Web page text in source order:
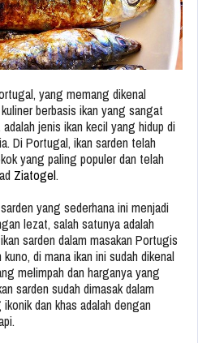
yang memang dikenal
berbasis ikan yang sangat
jenis ikan kecil yang hidup di
Di Portugal, ikan sarden telah
yang paling populer dan telah
Ziatogel.
yang sederhana ini menjadi
lezat, salah satunya adalah
sarden dalam masakan Portugis
di mana ikan ini sudah dikenal
melimpah dan harganya yang
sarden sudah dimasak dalam
dan khas adalah dengan